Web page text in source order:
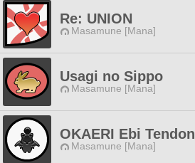
Re: UNION
Masamune [Mana]
Usagi no Sippo
Masamune [Mana]
OKAERI Ebi Tendon
Masamune [Mana]